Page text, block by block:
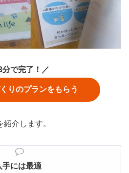
分で完了！／
りのプランをもらう
介します。
には最適